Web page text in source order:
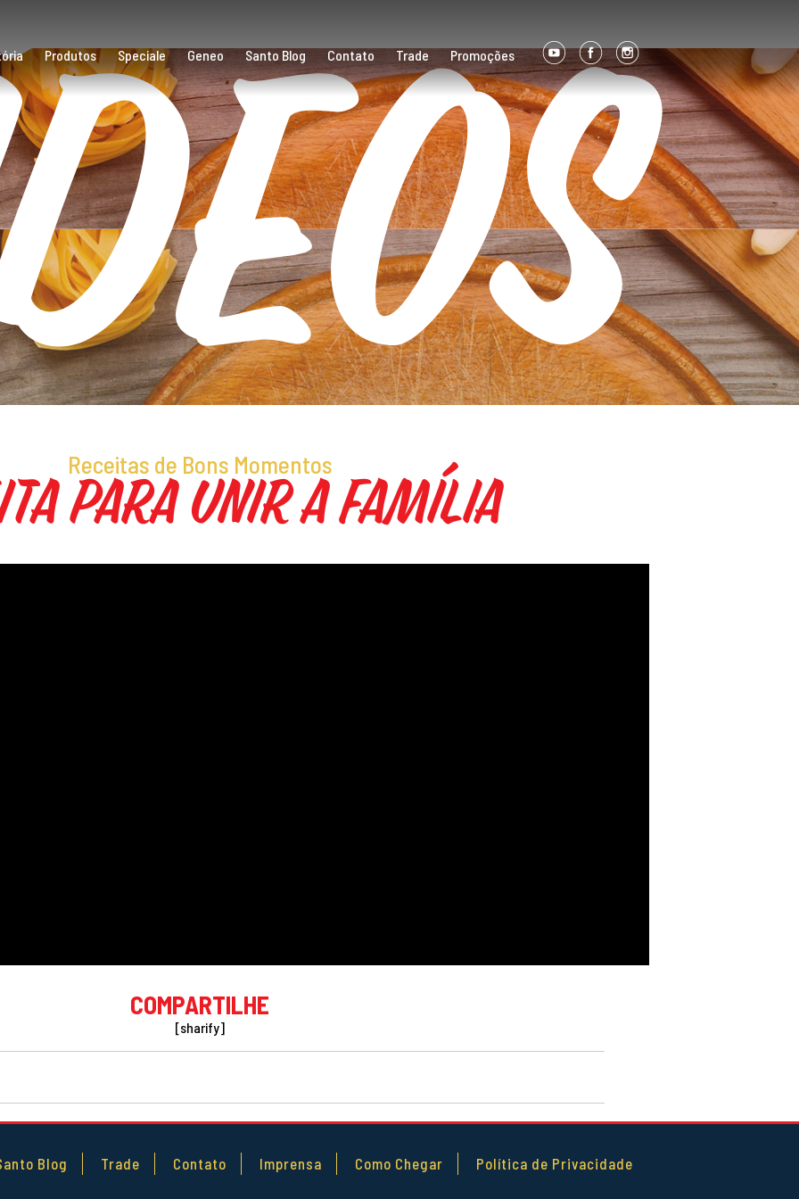
Produtos Speciale Geneo Santo Blog Contato Trade Promoções
Receitas de Bons Momentos
para unir a Família
COMPARTILHE
[sharify]
Blog Trade Contato Imprensa Como Chegar Política de Privacidade